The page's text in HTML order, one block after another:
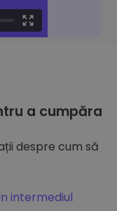
a cumpăra
despre cum să
intermediul